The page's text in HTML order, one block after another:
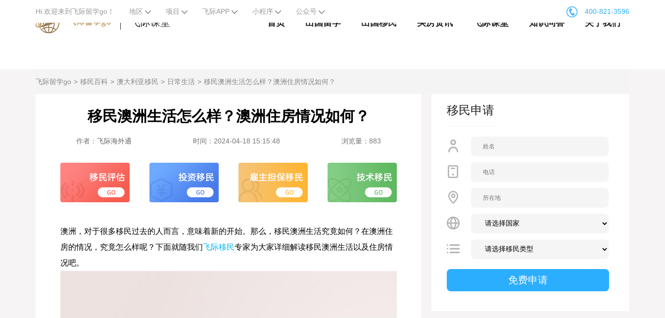
Hi.欢迎来到飞际留学go！ 地区 项目 飞际APP 小程序 公众号 400-821-3596
飞际课堂 首页 出国留学 出国移民 买房资讯 飞际课堂 知识问答 关于我们
飞际留学go 移民百科 澳大利亚移民 日常生活 移民澳洲生活怎么样？澳洲住房情况如何？
移民澳洲生活怎么样？澳洲住房情况如何？
作者： 飞际海外通 时间：2024-04-18 15:15:48 浏览量：883
澳洲，对于很多移民过去的人而言，意味着新的开始。那么，移民澳洲生活究竟如何？在澳洲住
房的情况，究竟怎么样呢？下面就随我们飞际移民专家为大家详细解读移民澳洲生活以及住房情
况吧。
移民申请